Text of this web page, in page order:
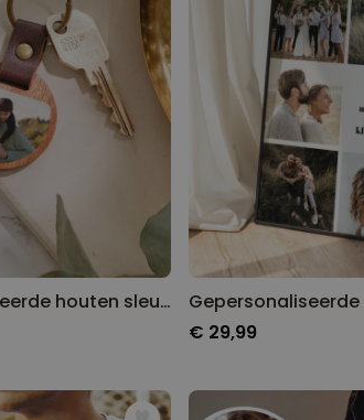
Gepersonaliseerde houten sleutelhanger met foto
€ 29,99